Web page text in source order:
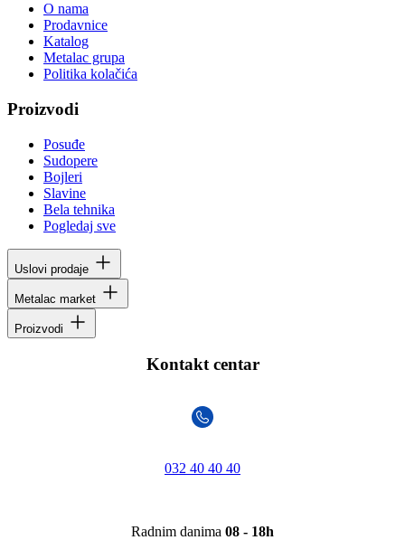
O nama
Prodavnice
Katalog
Metalac grupa
Politika kolačića
Proizvodi
Posuđe
Sudopere
Bojleri
Slavine
Bela tehnika
Pogledaj sve
Uslovi prodaje
Metalac market
Proizvodi
Kontakt centar
032 40 40 40
Radnim danima 08 - 18h